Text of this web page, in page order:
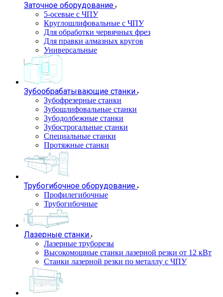
Заточное оборудование
5-осевые с ЧПУ
Круглошлифовальные с ЧПУ
Для обработки червячных фрез
Для правки алмазных кругов
Универсальные
Зубообрабатывающие станки
Зубофрезерные станки
Зубошлифовальные станки
Зубодолбежные станки
Зубострогальные станки
Специальные станки
Протяжные станки
Трубогибочное оборудование
Профилегибочные
Трубогибочные
Лазерные станки
Лазерные труборезы
Высокомощные станки лазерной резки от 12 кВт
Станки лазерной резки по металлу с ЧПУ